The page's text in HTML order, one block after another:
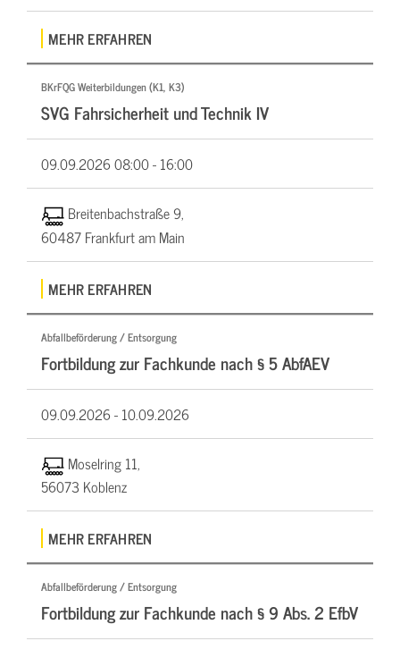
MEHR ERFAHREN
BKrFQG Weiterbildungen (K1, K3)
SVG Fahrsicherheit und Technik IV
09.09.202608:00 - 16:00
Breitenbachstraße 9,
60487 Frankfurt am Main
MEHR ERFAHREN
Abfallbeförderung / Entsorgung
Fortbildung zur Fachkunde nach § 5 AbfAEV
09.09.2026 -10.09.2026
Moselring 11,
56073 Koblenz
MEHR ERFAHREN
Abfallbeförderung / Entsorgung
Fortbildung zur Fachkunde nach § 9 Abs. 2 EfbV